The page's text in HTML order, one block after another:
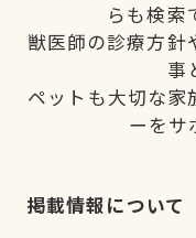
らも検索
獣医師の診療方針
事
ペットも大切な家
ーをサ
掲載情報について